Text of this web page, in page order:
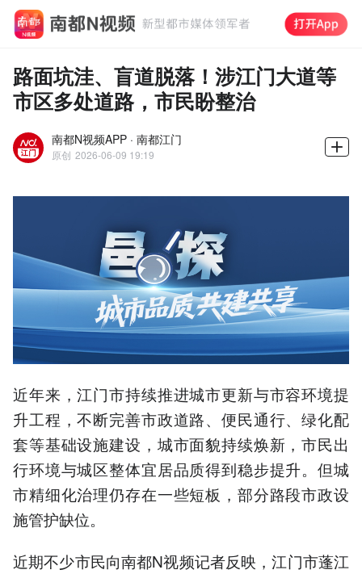
路面坑洼、盲道脱落！涉江门大道等
市区多处道路，市民盼整治
南都N视频APP · 南都江门
原创 2026-06-09 19:19
近年来，江门市持续推进城市更新与市容环境提
升工程，不断完善市政道路、便民通行、绿化配
套等基础设施建设，城市面貌持续焕新，市民出
行环境与城区整体宜居品质得到稳步提升。但城
市精细化治理仍存在一些短板，部分路段市政设
施管护缺位。
近期不少市民向南都N视频记者反映，江门市蓬江